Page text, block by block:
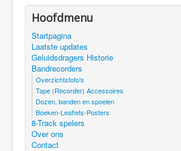
Hoofdmenu
Startpagina
Laatste updates
Geluidsdragers Historie
Bandrecorders
Overzichtsfoto's
Tape (Recorder) Accessoires
Dozen, banden en spoelen
Boeken-Leaflets-Posters
8-Track spelers
Over ons
Contact